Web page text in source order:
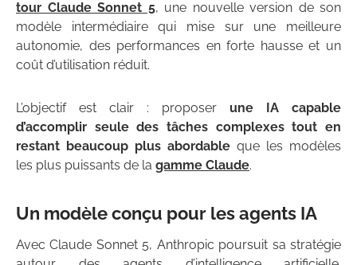
tour Claude Sonnet 5, une nouvelle version de son
modèle intermédiaire qui mise sur une meilleure
autonomie, des performances en forte hausse et un
coût d’utilisation réduit.
L’objectif est clair : proposer une IA capable
d’accomplir seule des tâches complexes tout en
restant beaucoup plus abordable que les modèles
les plus puissants de la gamme Claude.
Un modèle conçu pour les agents IA
Avec Claude Sonnet 5, Anthropic poursuit sa stratégie